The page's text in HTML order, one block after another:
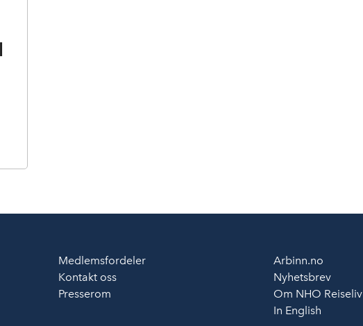
Medlemsfordeler
Kontakt oss
Presserom
Arbinn.no
Nyhetsbrev
Om NHO Reiseliv
In English